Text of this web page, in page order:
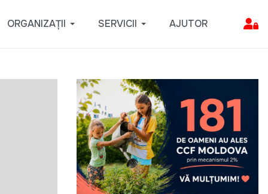
ORGANIZAȚII SERVICII AJUTOR